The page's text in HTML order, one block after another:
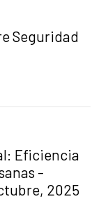
Seguridad
Eficiencia
-
2025